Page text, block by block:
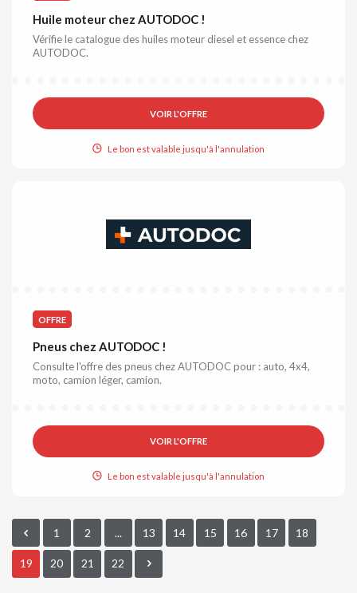
Huile moteur chez AUTODOC !
Vérifie le catalogue des huiles moteur diesel et essence chez
AUTODOC.
VOIR L'OFFRE
Le bon est valable jusqu'à l'annulation
OFFRE
Pneus chez AUTODOC !
Consulte l'offre des pneus chez AUTODOC pour : auto, 4x4,
moto, camion léger, camion.
VOIR L'OFFRE
Le bon est valable jusqu'à l'annulation
1 2 ... 13 14 15 16 17 18
19 20 21 22